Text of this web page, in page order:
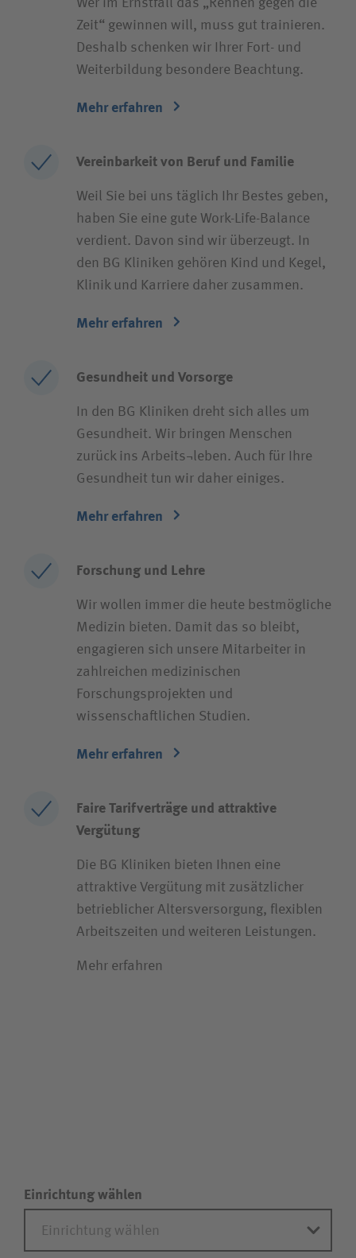
Wer im Ernstfall das „Rennen gegen die
Zeit“ gewinnen will, muss gut trainieren.
Deshalb schenken wir Ihrer Fort- und
Weiterbildung besondere Beachtung.
Mehr erfahren
Vereinbarkeit von Beruf und Familie
Weil Sie bei uns täglich Ihr Bestes geben,
haben Sie eine gute Work-Life-Balance
verdient. Davon sind wir überzeugt. In
den BG Kliniken gehören Kind und Kegel,
Klinik und Karriere daher zusammen.
Mehr erfahren
Gesundheit und Vorsorge
In den BG Kliniken dreht sich alles um
Gesundheit. Wir bringen Menschen
zurück ins Arbeits¬leben. Auch für Ihre
Gesundheit tun wir daher einiges.
Mehr erfahren
Forschung und Lehre
Wir wollen immer die heute bestmögliche
Medizin bieten. Damit das so bleibt,
engagieren sich unsere Mitarbeiter in
zahlreichen medizinischen
Forschungsprojekten und
wissenschaftlichen Studien.
Mehr erfahren
Faire Tarifverträge und attraktive
Vergütung
Die BG Kliniken bieten Ihnen eine
attraktive Vergütung mit zusätzlicher
betrieblicher Altersversorgung, flexiblen
Arbeitszeiten und weiteren Leistungen.
Mehr erfahren
Einrichtung wählen